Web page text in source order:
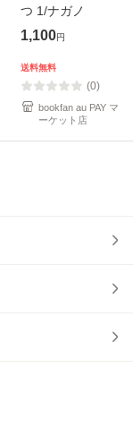
つ 1/ナガノ
1,100円
送料無料
(0)
bookfan au PAY マ
ーケット店